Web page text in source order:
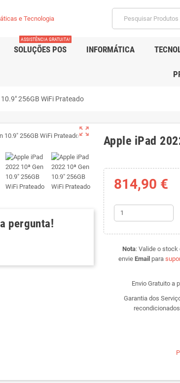
SOLUÇÕES POS
ASSISTÊNCIA GRATUITA!
INFORMÁTICA
256GB WiFi Prateado
zoom_out_map
pergunta!
Apple iPad
814,90 €
Nota:Valide o
envie Email para
Envio Gratuito a
Garantia dos